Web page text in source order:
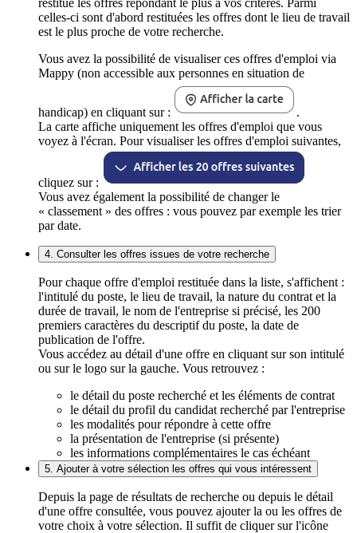
celles-ci sont d'abord restituées les offres dont le lieu de travail
est le plus proche de votre recherche.
Vous avez la possibilité de visualiser ces offres d'emploi via
Mappy (non accessible aux personnes en situation de
handicap) en cliquant sur :
.
La carte affiche uniquement les offres d'emploi que vous
voyez à l'écran. Pour visualiser les offres d'emploi suivantes,
cliquez sur :
Vous avez également la possibilité de changer le
« classement » des offres : vous pouvez par exemple les trier
par date.
4. Consulter les offres issues de votre recherche
Pour chaque offre d'emploi restituée dans la liste, s'affichent :
l'intitulé du poste, le lieu de travail, la nature du contrat et la
durée de travail, le nom de l'entreprise si précisé, les 200
premiers caractères du descriptif du poste, la date de
publication de l'offre.
Vous accédez au détail d'une offre en cliquant sur son intitulé
ou sur le logo sur la gauche. Vous retrouvez :
le détail du poste recherché et les éléments de contrat
le détail du profil du candidat recherché par l'entreprise
les modalités pour répondre à cette offre
la présentation de l'entreprise (si présente)
les informations complémentaires le cas échéant
5. Ajouter à votre sélection les offres qui vous intéressent
Depuis la page de résultats de recherche ou depuis le détail
d'une offre consultée, vous pouvez ajouter la ou les offres de
votre choix à votre sélection. Il suffit de cliquer sur l'icône